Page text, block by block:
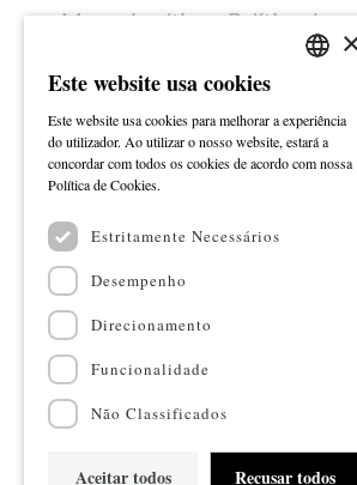
Mapa do sítio
Política de
Ficha técnica
Subscreva a
ENGLISH
Este website usa cookies
Este website usa cookies para melhorar a experiência
do utilizador. Ao utilizar o nosso website, estará a
concordar com todos os cookies de acordo com nossa
Política de Cookies.
Estritamente Necessários
Desempenho
Direcionamento
Funcionalidade
Não Classificados
Aceitar todos Recusar todos